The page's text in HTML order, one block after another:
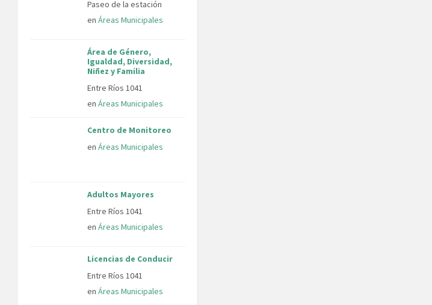
Paseo de la estación
en Áreas Municipales
Área de Género,
Igualdad, Diversidad,
Niñez y Familia
Entre Ríos 1041
en Áreas Municipales
Centro de Monitoreo
en Áreas Municipales
Adultos Mayores
Entre Ríos 1041
en Áreas Municipales
Licencias de Conducir
Entre Ríos 1041
en Áreas Municipales